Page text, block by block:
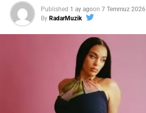
Published 1 ay agoon 7 Temmuz 2026
By RadarMuzik